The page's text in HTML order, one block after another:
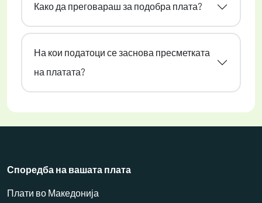
Како да преговараш за подобра плата?
На кои податоци се заснова пресметката
на платата?
Споредба на вашата плата
Плати во Македонија